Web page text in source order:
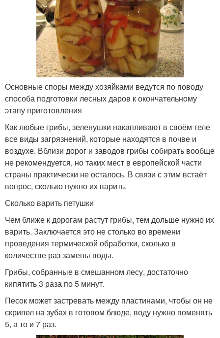
Основные споры между хозяйками ведутся по поводу
способа подготовки лесных даров к окончательному
этапу приготовления
Как любые грибы, зеленушки накапливают в своём теле
все виды загрязнений, которые находятся в почве и
воздухе. Вблизи дорог и заводов грибы собирать вообще
не рекомендуется, но таких мест в европейской части
страны практически не осталось. В связи с этим встаёт
вопрос, сколько нужно их варить.
Сколько варить петушки
Чем ближе к дорогам растут грибы, тем дольше нужно их
варить. Заключается это не столько во времени
проведения термической обработки, сколько в
количестве раз замены воды.
Грибы, собранные в смешанном лесу, достаточно
кипятить 3 раза по 5 минут.
Песок может застревать между пластинами, чтобы он не
скрипел на зубах в готовом блюде, воду нужно поменять
5, а то и 7 раз.